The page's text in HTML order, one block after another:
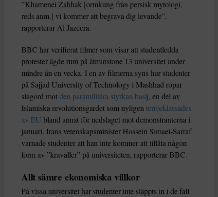
”Khamenei Zahhak [ormkung från persisk mytologi,
reds anm.] vi kommer att begrava dig levande”,
rapporterar Al Jazeera.
BBC har verifierat filmer som visar att studentledda
protester ägde rum på åtminstone 13 universitet under
mindre än en vecka. I en av filmerna syns hur studenter
på Sajjad University of Technology i Mashhad ropar
slagord motden paramilitära styrkan basij, en del av
Islamiska revolutionsgardet som nyligen terrorklassades
av EU bland annat för nedslaget mot demonstranterna i
januari. Irans vetenskapsminister Hossein Simaei-Sarraf
varnade studenter att han inte kommer att tillåta någon
form av ”kravaller” på universiteten, rapporterar BBC.
Allt sämre ekonomiska villkor
På vissa universitet har studenter inte släppts in i de fall